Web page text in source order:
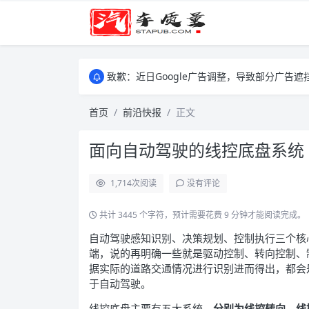
致歉：近日Google广告调整，导致部分广告
首页
前沿快报 正文
面向自动驾驶的线控底盘系统
1,714次阅读 没有评论
共计 3445 个字符，预计需要花费 9 分钟才能阅读完成。
自动驾驶感知识别、决策规划、控制执行三个
端，说的再明确一些就是驱动控制、转向控制
据实际的道路交通情况进行识别进而得出，都
于自动驾驶。